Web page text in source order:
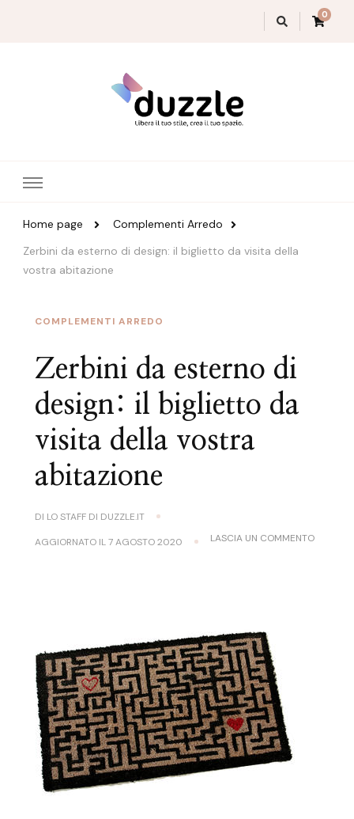
0
Home page
Complementi Arredo
Zerbini da esterno di design: il biglietto da visita della
vostra abitazione
COMPLEMENTI ARREDO
Zerbini da esterno di
design: il biglietto da
visita della vostra
abitazione
DI LO STAFF DI DUZZLE.IT
AGGIORNATO IL7 AGOSTO 2020 LASCIA UN COMMENTOSU